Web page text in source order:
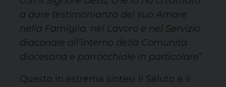
a dare testimonianza del suo Amore
nella Famiglia, nel Lavoro e nel Servizio
diaconale all’interno della Comunità
diocesana e parrocchiale in particolare”
Questo in estrema sintesi il Saluto e il